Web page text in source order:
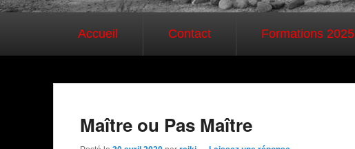
Accueil Contact Formations 2025
Maître ou Pas Maître